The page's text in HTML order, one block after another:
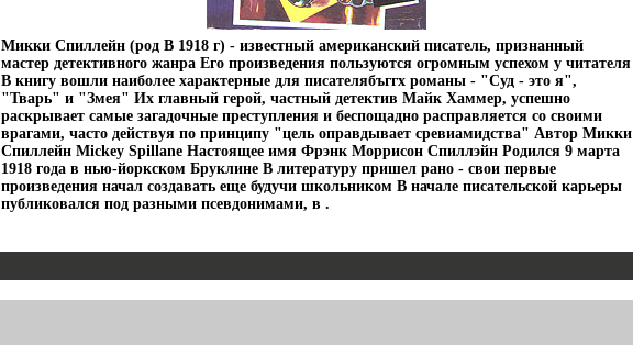
Микки Спиллейн (род В 1918 г) - известный американский писатель, признанный
мастер детективного жанра Его произведения пользуются огромным успехом у читателя
В книгу вошли наиболее характерные для писателябъггх романы - "Суд - это я",
"Тварь" и "Змея" Их главный герой, частный детектив Майк Хаммер, успешно
раскрывает самые загадочные преступления и беспощадно расправляется со своими
врагами, часто действуя по принципу "цель оправдывает сревиамидства" Автор Микки
Спиллейн Mickey Spillane Настоящее имя Фрэнк Моррисон Спиллэйн Родился 9 марта
1918 года в нью-йоркском Бруклине В литературу пришел рано - свои первые
произведения начал создавать еще будучи школьником В начале писательской карьеры
публиковался под разными псевдонимами, в .